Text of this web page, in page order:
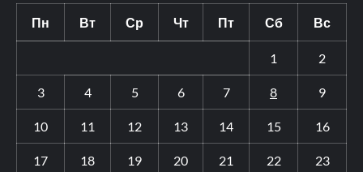
Пн Вт Ср Чт Пт Сб Вс
1 2
3 4 5 6 7 8 9
10 11 12 13 14 15 16
17 18 19 20 21 22 23